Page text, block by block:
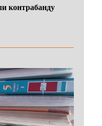
контрабанду